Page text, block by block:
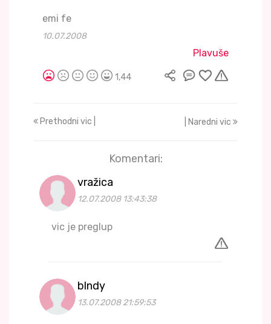
emi fe
10.07.2008
Plavuše
1,44
Prethodni vic | | Naredni vic
Komentari:
vražica
12.07.2008 13:43:38
vic je preglup
blndy
13.07.2008 21:59:53